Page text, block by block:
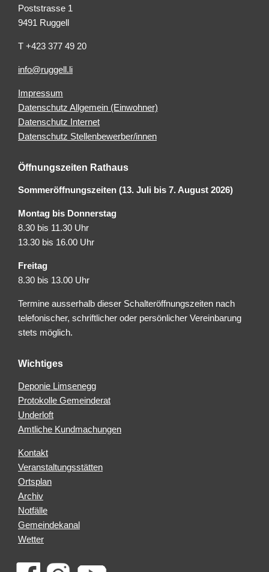
Poststrasse 1
9491 Ruggell
T +423 377 49 20
info@ruggell.li
Impressum
Datenschutz Allgemein (Einwohner)
Datenschutz Internet
Datenschutz Stellenbewerber/innen
Öffnungszeiten Rathaus
Sommeröffnungszeiten (13. Juli bis 7. August 2026)
Montag bis Donnerstag
8.30 bis 11.30 Uhr
13.30 bis 16.00 Uhr
Freitag
8.30 bis 13.00 Uhr
Termine ausserhalb dieser Schalteröffnungszeiten nach
telefonischer, schriftlicher oder persönlicher Vereinbarung
stets möglich.
Wichtiges
Deponie Limsenegg
Protokolle Gemeinderat
Underloft
Amtliche Kundmachungen
Kontakt
Veranstaltungsstätten
Ortsplan
Archiv
Notfälle
Gemeindekanal
Wetter